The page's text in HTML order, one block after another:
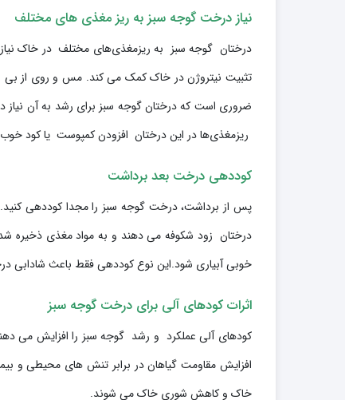
نیاز درخت گوجه سبز به ریز مغذی های مختلف
درختان گوجه سبز به ریزمغذی‌های مختلف در خاک نیاز
تثبیت نیتروژن در خاک کمک می کند. مس و روی از بی
ضروری است که درختان گوجه سبز برای رشد به آن
ریزمغذی‌ها در این درختان افزودن کمپوست یا کود
کوددهی درخت بعد برداشت
پس از برداشت، درخت گوجه سبز را مجدا کوددهی
درختان زود شکوفه می دهند و به مواد مغذی ذخیره
خوبی آبیاری شود.این نوع کوددهی فقط باعث شادابی
اثرات کودهای آلی برای درخت گوجه سبز
کودهای آلی عملکرد و رشد گوجه سبز را افزایش می
خاک و کاهش شوری خاک می شوند.